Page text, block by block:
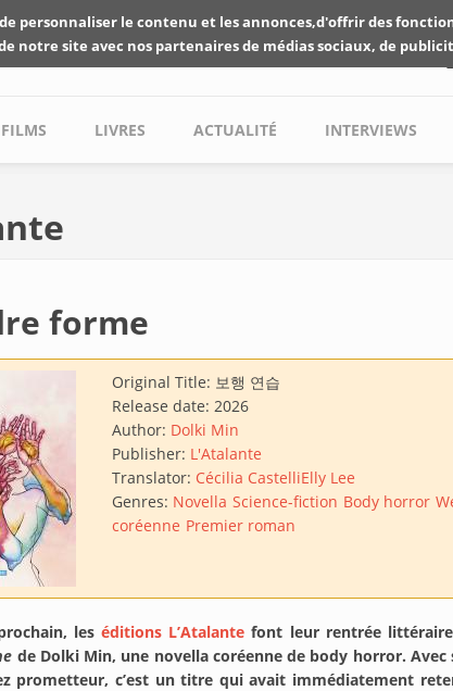
Les
FILMS LIVRES ACTUALITÉ INTERVIEWS
forme
Original Title: 보행 연습
Release date: 2026
Author: Dolki Min
Publisher: L'Atalante
Translator: Cécilia CastelliElly Lee
Genres: Novella Science-fiction Body horror
coréenne Premier roman
leséditions L’Atalante font leur rentrée
de Dolki Min, une novella coréenne de body horror.
prometteur, c’est un titre qui avait immédiatement
personnaliser le contenu et les annonces,d'offrir des
notre site avec nos partenaires de médias sociaux, de